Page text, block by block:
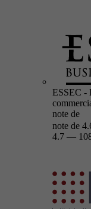
ESSEC -
note de
note de
4.7 —